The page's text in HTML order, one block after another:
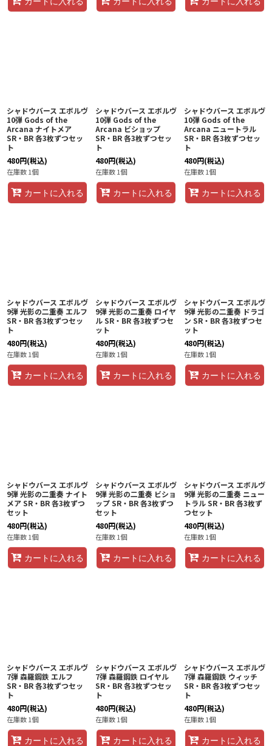
シャドウバース エボルヴ
10弾 Gods of the
Arcana ナイトメア
SR・BR 各3枚ずつセッ
ト
480円(税込)
在庫数 1個
カートに入れる
シャドウバース エボルヴ
10弾 Gods of the
Arcana ビショップ
SR・BR 各3枚ずつセッ
ト
480円(税込)
在庫数 1個
カートに入れる
シャドウバース エボルヴ
10弾 Gods of the
Arcana ニュートラル
SR・BR 各3枚ずつセッ
ト
480円(税込)
在庫数 1個
カートに入れる
シャドウバース エボルヴ
9弾 光影の二重奏 エルフ
SR・BR 各3枚ずつセッ
ト
480円(税込)
在庫数 1個
カートに入れる
シャドウバース エボルヴ
9弾 光影の二重奏 ロイヤ
ル SR・BR 各3枚ずつセ
ット
480円(税込)
在庫数 1個
カートに入れる
シャドウバース エボルヴ
9弾 光影の二重奏 ドラゴ
ン SR・BR 各3枚ずつセ
ット
480円(税込)
在庫数 1個
カートに入れる
シャドウバース エボルヴ
9弾 光影の二重奏 ナイト
メア SR・BR 各3枚ずつ
セット
480円(税込)
在庫数 1個
カートに入れる
シャドウバース エボルヴ
9弾 光影の二重奏 ビショ
ップ SR・BR 各3枚ずつ
セット
480円(税込)
在庫数 1個
カートに入れる
シャドウバース エボルヴ
9弾 光影の二重奏 ニュー
トラル SR・BR 各3枚ず
つセット
480円(税込)
在庫数 1個
カートに入れる
シャドウバース エボルヴ
7弾 森羅鋼鉄 エルフ
SR・BR 各3枚ずつセッ
ト
480円(税込)
在庫数 1個
カートに入れる
シャドウバース エボルヴ
7弾 森羅鋼鉄 ロイヤル
SR・BR 各3枚ずつセッ
ト
480円(税込)
在庫数 1個
カートに入れる
シャドウバース エボルヴ
7弾 森羅鋼鉄 ウィッチ
SR・BR 各3枚ずつセッ
ト
480円(税込)
在庫数 1個
カートに入れる